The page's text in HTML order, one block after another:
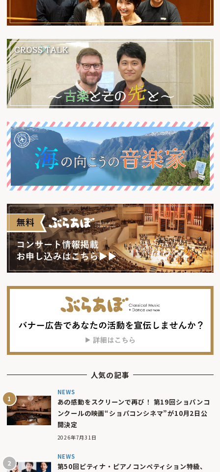
人気の記事
NEWS
あの感動をスクリーンで再び！ 第19回ショパンコ
ンクールの映画“ショパコンシネマ”が10月2日公
開決定
2026年7月31日
NEWS
第50回ピティナ・ピアノコンペティション特級、